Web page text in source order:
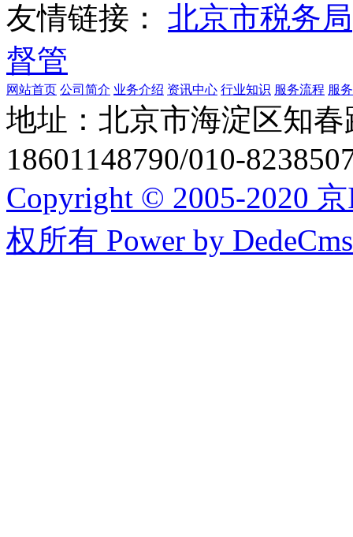
友情链接：
北京市税务局
督管
网站首页 公司简介 业务介绍 资讯中心 行业知识 服务流程 服
地址：北京市海淀区知
18601148790/010-
Copyright © 2005-2020
权所有 Power by DedeCms